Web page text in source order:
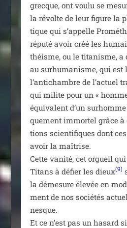
grecque, ont vou­lu se
la révolte de leur figure la
tique qui s’appelle
répu­té avoir créé les
théisme, ou le tita­nisme, a
au sur­hu­ma­nisme, qui est
l’antichambre de l’actuel
qui milite pour un «
équi­valent d’un
que­ment immor­tel grâce
tions scien­ti­fiques dont
avoir la maî­trise.
Cette vani­té, cet orgueil
Titans à défier les dieux(9)
la déme­sure éle­vée en
ment de nos socié­tés
nesque.
Et ce n’est pas un hasard